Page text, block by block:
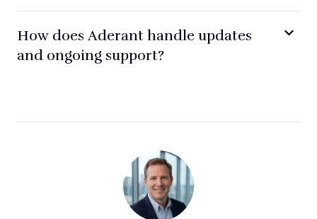
How does Aderant handle updates
and ongoing support?